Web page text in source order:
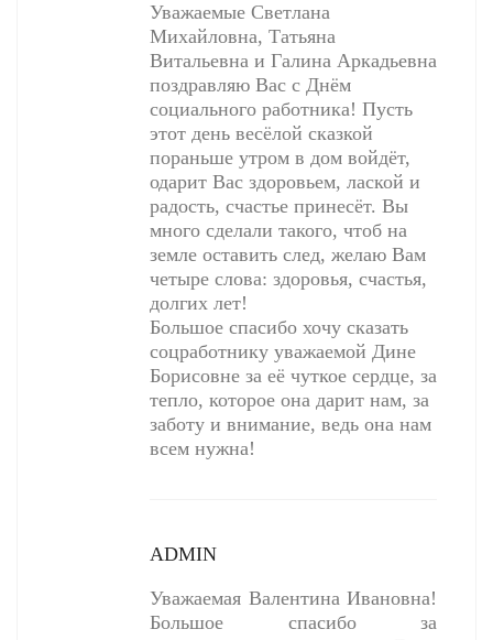
Уважаемые Светлана
Михайловна, Татьяна
Витальевна и Галина Аркадьевна
поздравляю Вас с Днём
социального работника! Пусть
этот день весёлой сказкой
пораньше утром в дом войдёт,
одарит Вас здоровьем, лаской и
радость, счастье принесёт. Вы
много сделали такого, чтоб на
земле оставить след, желаю Вам
четыре слова: здоровья, счастья,
долгих лет!
Большое спасибо хочу сказать
соцработнику уважаемой Дине
Борисовне за её чуткое сердце, за
тепло, которое она дарит нам, за
заботу и внимание, ведь она нам
всем нужна!
ADMIN
Уважаемая Валентина Ивановна!
Большое спасибо за